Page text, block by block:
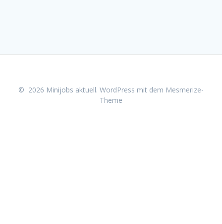
© 2026 Minijobs aktuell. WordPress mit dem Mesmerize-
Theme